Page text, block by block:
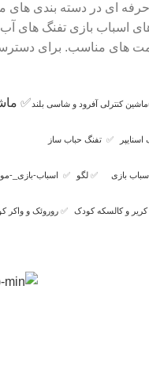
حرفه ای در دسته بندی
های اسباب بازی تفنگ
قیمت های مناسب. برای
ماشین کنترلی آفرود و شاسی بلند ✅
اسنایپر ✅ تفنگ حباب ساز
بازی ✅ لگو ✅ اسباب-بازی_-
کریر و کالسکه کودک ✅ روروئک و واکر